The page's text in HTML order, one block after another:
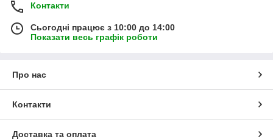
Контакти
Сьогодні працює з 10:00 до 14:00
Показати весь графік роботи
Про нас
Контакти
Доставка та оплата